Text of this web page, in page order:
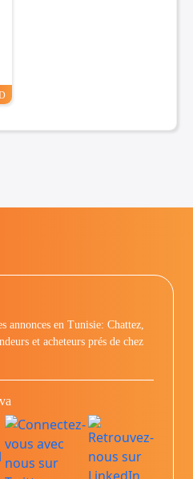
annonces en Tunisie: Chattez,
et acheteurs prés de chez